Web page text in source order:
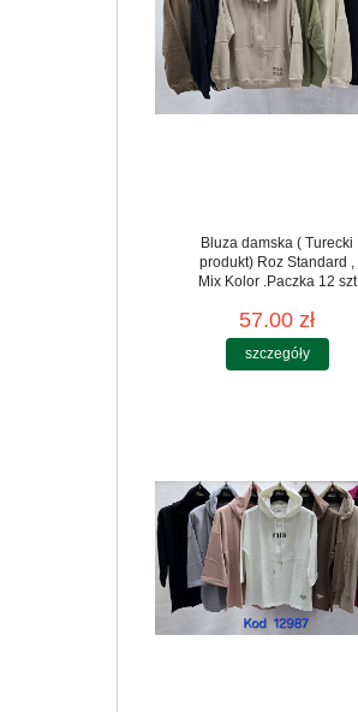
Bluza damska ( Turecki
produkt) Roz Standard ,
Mix Kolor .Paczka 12 szt
57.00 zł
szczegóły